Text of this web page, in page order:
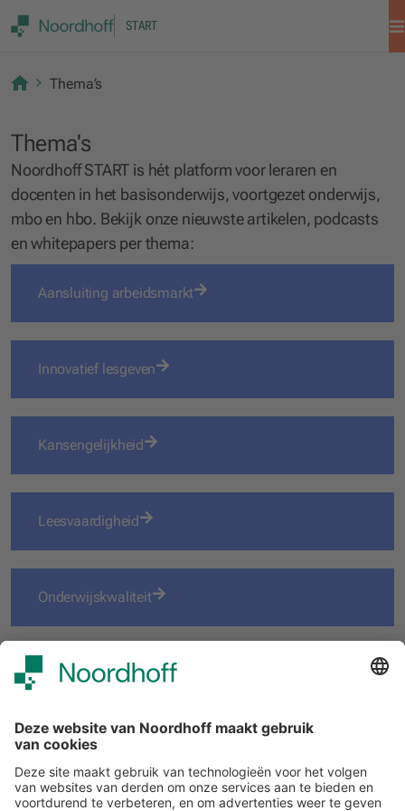
START
Thema’s
Thema's
Noordhoff START is hét platform voor leraren en
docenten in het basisonderwijs, voortgezet onderwijs,
mbo en hbo. Bekijk onze nieuwste artikelen, podcasts
en whitepapers per thema:
Aansluiting arbeidsmarkt
Innovatief lesgeven
Kansengelijkheid
Leesvaardigheid
Onderwijskwaliteit
Onderwijsvaardigheden
School van de toekomst